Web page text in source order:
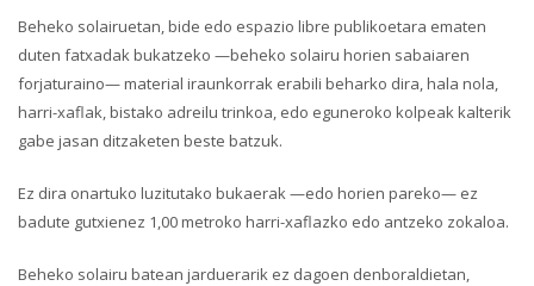
Beheko solairuetan, bide edo espazio libre publikoetara ematen
duten fatxadak bukatzeko —beheko solairu horien sabaiaren
forjaturaino— material iraunkorrak erabili beharko dira, hala nola,
harri-xaflak, bistako adreilu trinkoa, edo eguneroko kolpeak kalterik
gabe jasan ditzaketen beste batzuk.
Ez dira onartuko luzitutako bukaerak —edo horien pareko— ez
badute gutxienez 1,00 metroko harri-xaflazko edo antzeko zokaloa.
Beheko solairu batean jarduerarik ez dagoen denboraldietan,